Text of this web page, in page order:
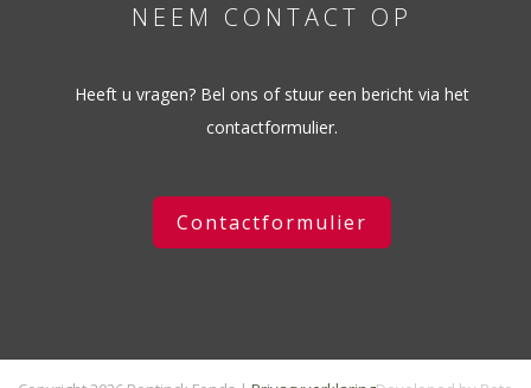
NEEM CONTACT OP
Heeft u vragen? Bel ons of stuur een bericht via het
contactformulier.
Contactformulier